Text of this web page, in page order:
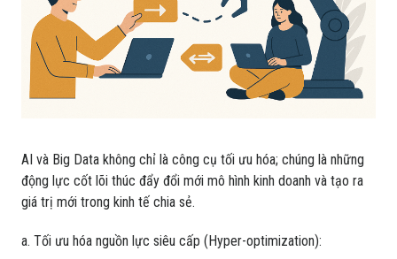
AI và Big Data không chỉ là công cụ tối ưu hóa; chúng là những
động lực cốt lõi thúc đẩy đổi mới mô hình kinh doanh và tạo ra
giá trị mới trong kinh tế chia sẻ.
a. Tối ưu hóa nguồn lực siêu cấp (Hyper-optimization):